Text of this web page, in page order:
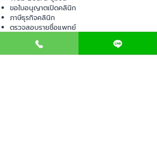
ขอใบอนุญาตเปิดคลินิก
ภาษีธุรกิจคลินิก
ตรวจสอบรายชื่อแพทย์
ติดต่อ สำนักงานสาธารณสุข
การนำเข้าเครื่องมือแพทย์
แบบตรวจมาตรฐานคลินิก